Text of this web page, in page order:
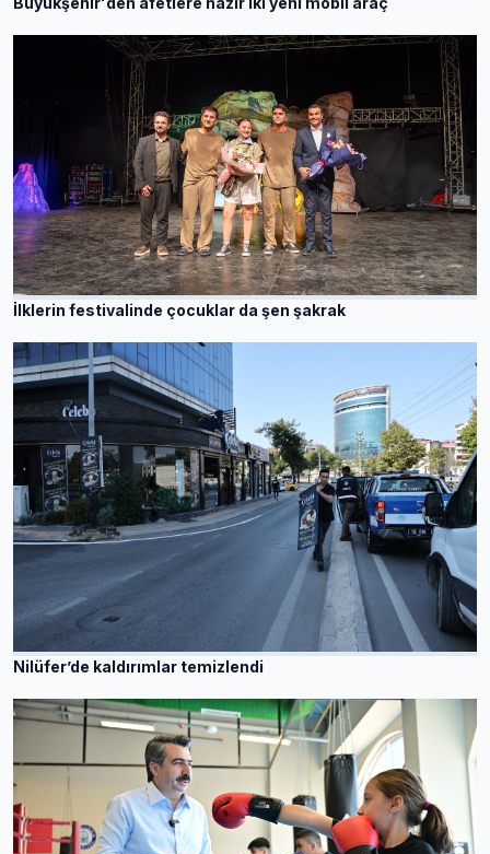
İlklerin festivalinde çocuklar da şen şakrak
Nilüfer’de kaldırımlar temizlendi